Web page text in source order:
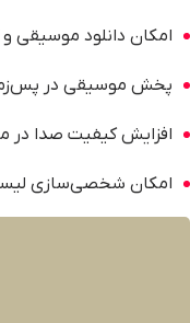
امکان دانلود موسیقی
پخش موسیقی در
افزایش کیفیت صدا در
امکان شخصی‌سازی